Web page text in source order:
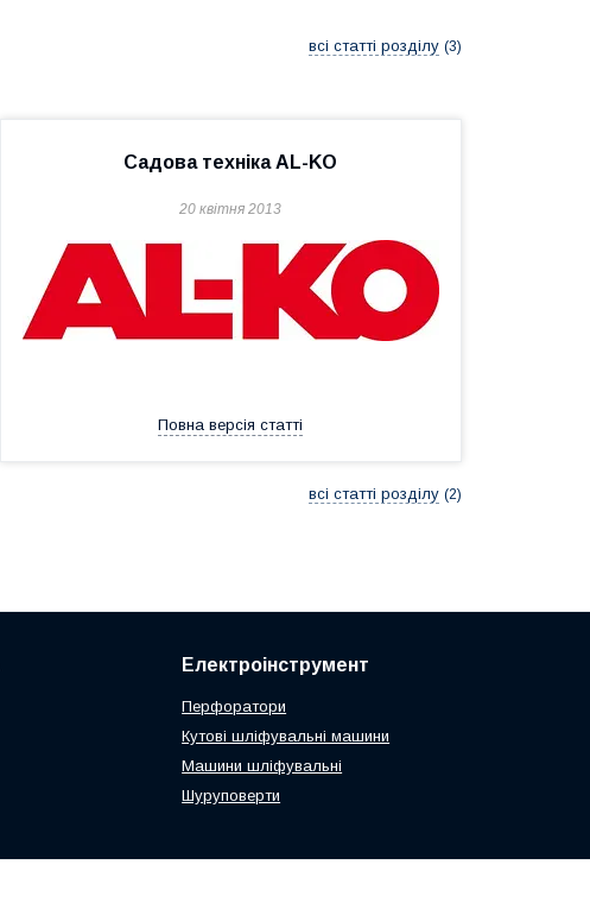
всі статті розділу 3
Садова техніка AL-KO
20 квітня 2013
Повна версія статті
всі статті розділу 2
Електроінструмент
Перфоратори
Кутові шліфувальні машини
Машини шліфувальні
Шуруповерти